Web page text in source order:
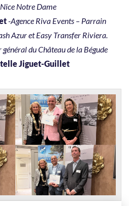
Notre Dame
-Agence Riva Events – Parrain
Azur et Easy Transfer Riviera.
du Château de la Bégude
Jiguet-Guillet